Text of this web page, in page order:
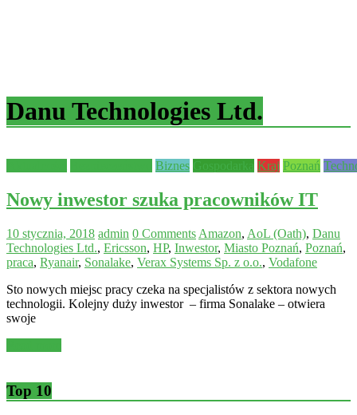
Danu Technologies Ltd.
Biznes Kraj Poznań
Nowy inwestor szuka pracowników IT
10 stycznia, 2018 admin 0 Comments Amazon, AoL (Oath), Danu
Technologies Ltd., Ericsson, HP, Inwestor, Miasto Poznań, Poznań,
praca, Ryanair, Sonalake, Verax Systems Sp. z o.o., Vodafone
Sto nowych miejsc pracy czeka na specjalistów z sektora nowych
technologii. Kolejny duży inwestor – firma Sonalake – otwiera
swoje
Top 10